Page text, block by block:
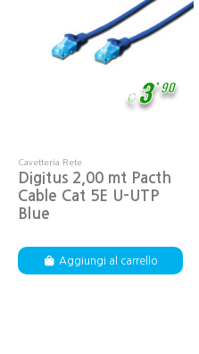
€3
, 90
Cavetteria Rete
Digitus 2,00 mt Pacth
Cable Cat 5E U-UTP
Blue
Aggiungi al carrello